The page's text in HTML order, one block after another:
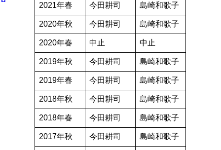
2021年春 今田耕司 島崎和歌子
2020年秋 今田耕司 島崎和歌子
2020年春 中止 中止
2019年秋 今田耕司 島崎和歌子
2019年春 今田耕司 島崎和歌子
2018年秋 今田耕司 島崎和歌子
2018年春 今田耕司 島崎和歌子
2017年秋 今田耕司 島崎和歌子